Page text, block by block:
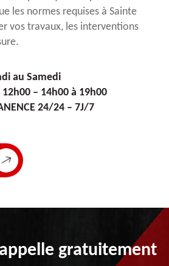
les normes requises à Sainte
vos travaux, les interventions
au Samedi
12h00 – 14h00 à 19h00
24/24 – 7J/7
gratuitement